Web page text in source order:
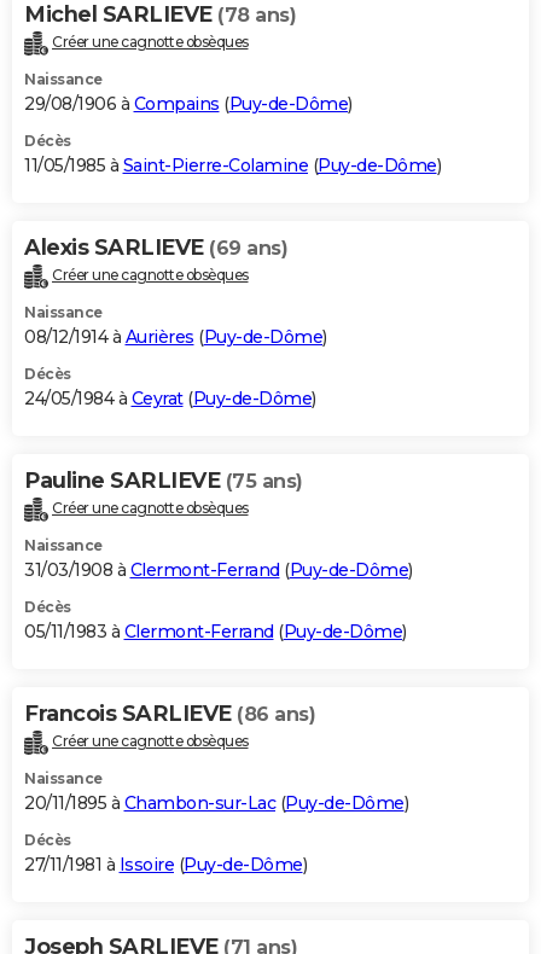
Michel SARLIEVE (78 ans)
Créer une cagnotte obsèques
Naissance
29/08/1906 à Compains (Puy-de-Dôme)
Décès
11/05/1985 à Saint-Pierre-Colamine (Puy-de-Dôme)
Alexis SARLIEVE (69 ans)
Créer une cagnotte obsèques
Naissance
08/12/1914 à Aurières (Puy-de-Dôme)
Décès
24/05/1984 à Ceyrat(Puy-de-Dôme)
Pauline SARLIEVE (75 ans)
Créer une cagnotte obsèques
Naissance
31/03/1908 à Clermont-Ferrand (Puy-de-Dôme)
Décès
05/11/1983 à Clermont-Ferrand (Puy-de-Dôme)
Francois SARLIEVE (86 ans)
Créer une cagnotte obsèques
Naissance
20/11/1895 à Chambon-sur-Lac(Puy-de-Dôme)
Décès
27/11/1981 à Issoire (Puy-de-Dôme)
Joseph SARLIEVE (71 ans)